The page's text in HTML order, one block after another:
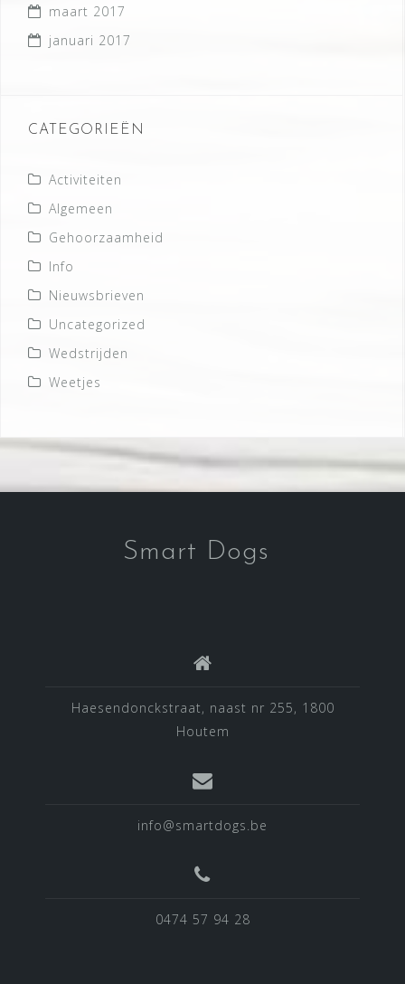
maart 2017
januari 2017
CATEGORIEËN
Activiteiten
Algemeen
Gehoorzaamheid
Info
Nieuwsbrieven
Uncategorized
Wedstrijden
Weetjes
Smart Dogs
Haesendonckstraat, naast nr 255, 1800
Houtem
info@smartdogs.be
0474 57 94 28